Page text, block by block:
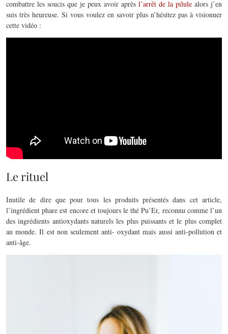
combattre les soucis que je peux avoir après l’arrêt de la pilule alors j’en
suis très heureuse. Si vous voulez en savoir plus n’hésitez pas à visionner
cette vidéo :
Le rituel
Inutile de dire que pour tous les produits présentés dans cet article,
l’ingrédient phare est encore et toujours le thé Pu’Er, reconnu comme l’un
des ingrédients antioxydants naturels les plus puissants et le plus complet
au monde. Il est non seulement anti- oxydant mais aussi anti-pollution et
anti-âge.